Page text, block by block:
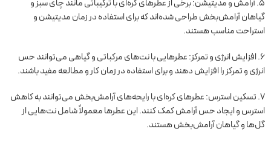
5. آرامش و مدیتیشن: برخی از عطرهای کره‌ای با ترکیباتی مانند چای سبز و
گیاهان آرامش‌بخش طراحی شده‌اند که برای استفاده در زمان مدیتیشن و
استراحت مناسب هستند.
6. افزایش انرژی و تمرکز: عطرهایی با نت‌های مرکباتی و گیاهی می‌توانند حس
انرژی و تمرکز را افزایش دهند و برای استفاده در زمان کار و مطالعه مفید باشند.
7. تسکین استرس: عطرهای کره‌ای با رایحه‌های آرامش‌بخش می‌توانند به کاهش
استرس و ایجاد حس آرامش کمک کنند. این عطرها معمولاً شامل نت‌هایی از
گل‌ها و گیاهان آرامش‌بخش هستند.